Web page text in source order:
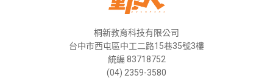
桐新教育科技有限公司
台中市西屯區中工二路15巷35號3樓
統編 83718752
(04) 2359-3580